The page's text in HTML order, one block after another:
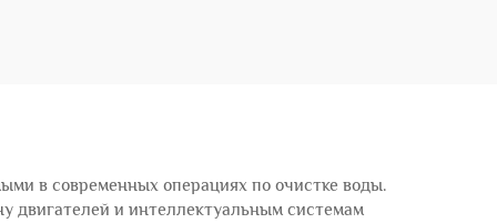
в современных операциях по очистке воды.
двигателей и интеллектуальным системам